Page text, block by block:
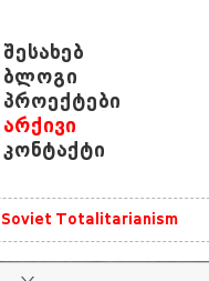
შესახებ
ბლოგი
პროექტები
არქივი
კონტაქტი
Soviet Totalitarianism